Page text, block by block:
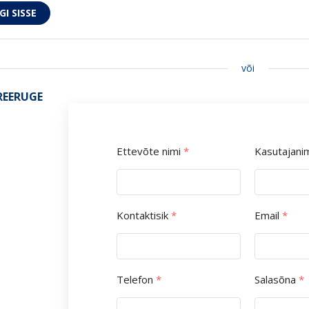
või
Ettevõte nimi *
Kontaktisik *
Telefon *
Email *
Salasõna *